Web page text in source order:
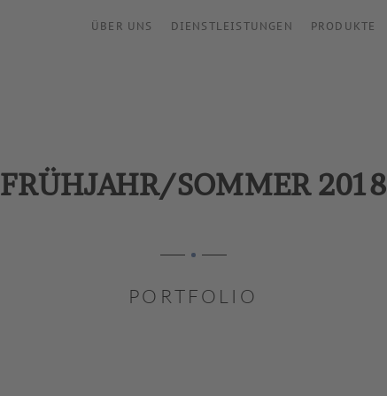
ÜBER UNS DIENSTLEISTUNGEN PRODUKTE
FRÜHJAHR/SOMMER 2018
PORTFOLIO